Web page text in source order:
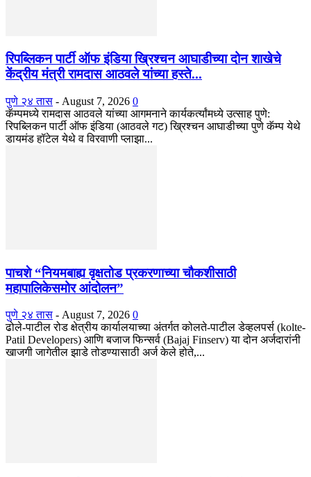
रिपब्लिकन पार्टी ऑफ इंडिया ख्रिश्चन आघाडीच्या दोन शाखेचे
केंद्रीय मंत्री रामदास आठवले यांच्या हस्ते...
पुणे २४ तास - August 7, 2026 0
कॅम्पमध्ये रामदास आठवले यांच्या आगमनाने कार्यकर्त्यांमध्ये उत्साह पुणे:
रिपब्लिकन पार्टी ऑफ इंडिया (आठवले गट) ख्रिश्चन आघाडीच्या पुणे कॅम्प येथे
डायमंड हॉटेल येथे व विरवाणी प्लाझा...
पाचशे “नियमबाह्य वृक्षतोड प्रकरणाच्या चौकशीसाठी
महापालिकेसमोर आंदोलन”
पुणे २४ तास - August 7, 2026 0
ढोले-पाटील रोड क्षेत्रीय कार्यालयाच्या अंतर्गत कोलते-पाटील डेव्हलपर्स (kolte-
Patil Developers) आणि बजाज फिन्सर्व (Bajaj Finserv) या दोन अर्जदारांनी
खाजगी जागेतील झाडे तोडण्यासाठी अर्ज केले होते,...